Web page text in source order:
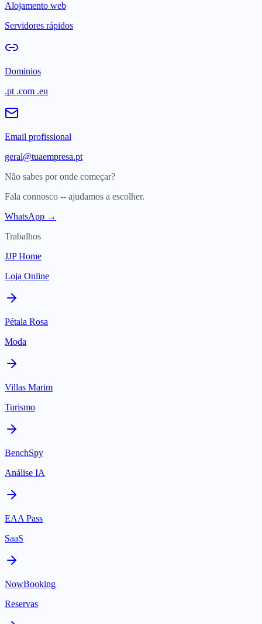
Alojamento web
Servidores rápidos
Dominios
.pt .com .eu
Email profissional
geral@tuaempresa.pt
Não sabes por onde começar?
Fala connosco -- ajudamos a escolher.
WhatsApp →
Trabalhos
JJP Home
Loja Online
Pétala Rosa
Moda
Villas Marim
Turismo
BenchSpy
Análise IA
EAA Pass
SaaS
NowBooking
Reservas